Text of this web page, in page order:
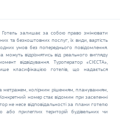
Готель залишає за собою право змінювати
та безкоштовних послуг, їх види, вартість
умов без попереднього повідомлення.
можуть відрізнятись від реального вигляду
відвідування. Туроператор «СІЄСТА»,
класифікацією готелів, що надається
метражем, колірним рішенням, плануванням,
номер стає відомим при заселенні
не несе відповідальності за плани готелю
або прилеглих територій будівельних чи